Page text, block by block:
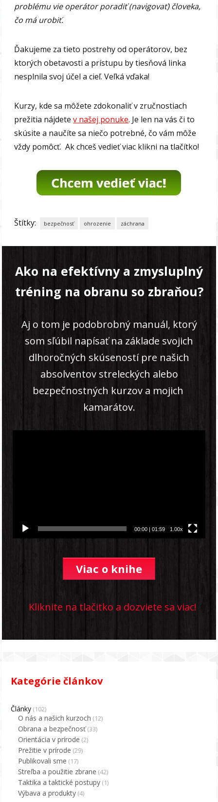
problému vie operátor poradiť (navigovať) človeka,
čo má urobiť.
Ďakujeme za tieto postrehy od operátorov, bez
ktorých obetavosti a prístupu by tiesňová linka
nesplnila svoj účel a cieľ. Veľká vďaka!
Kurzy, kde sa môžete zdokonaliť v zručnostiach
prežitia nájdetev našej ponuke. Je len na vás či to
skúsite a naučíte sa niečo potrebné, čo vám môže
vždy pomôcť. Ak chceš vedieť viac klikni na tlačítko!
Štítky: bezpečnosť ohrozenie záchrana
Ako na efektívny a zmysluplný
tréning na obranu so zbraňou?
Aj o tom je podobrobný manuál, ktorý
som sľúbil napísať na základe svojich
dlhoročných skúseností pre našich
absolventov streleckých alebo
bezpečnostných kurzov a mojich
kamarátov.
00:00| 01:59 1.00x
Viac o knihe
Kliknite na tlačitko a dozviete sa viac!
Kategórie článkov
Články (102)
O nás a našich kurzoch (12)
Obrana a bezpečnosť(33)
Orientácia v prírode (2)
Prežitie v prírode (29)
Publikovali sme (17)
Streľba a použitie zbrane (42)
Taktika a taktické postupy (1)
Výbava a produkty (4)